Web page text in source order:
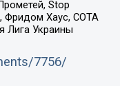
Stop
Фридом Хаус, СОТА
Лига Украины
7756/